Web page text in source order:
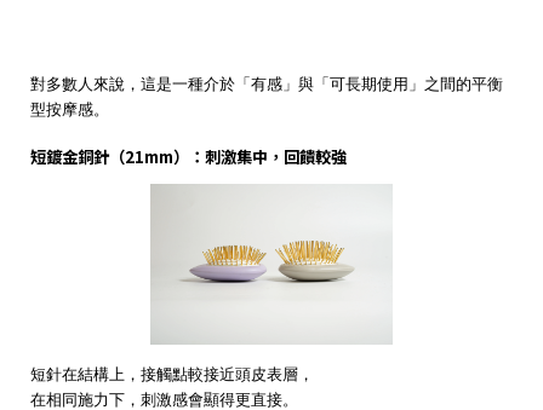
對多數人來說，這是一種介於「有感」與「可長期使用」之間的平衡
型按摩感。
短鍍金銅針（21mm）：刺激集中，回饋較強
短針在結構上，接觸點較接近頭皮表層，
在相同施力下，刺激感會顯得更直接。